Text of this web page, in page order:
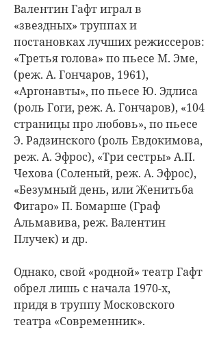
Валентин Гафт играл в
«звездных» труппах и
постановках лучших режиссеров:
«Третья голова» по пьесе М. Эме,
(реж. А. Гончаров, 1961),
«Аргонавты», по пьесе Ю. Эдлиса
(роль Гоги, реж. А. Гончаров), «104
страницы про любовь», по пьесе
Э. Радзинского (роль Евдокимова,
реж. А. Эфрос), «Три сестры» А.П.
Чехова (Соленый, реж. А. Эфрос),
«Безумный день, или Женитьба
Фигаро» П. Бомарше (Граф
Альмавива, реж. Валентин
Плучек) и др.
Однако, свой «родной» театр Гафт
обрел лишь с начала 1970-х,
придя в труппу Московского
театра «Современник».